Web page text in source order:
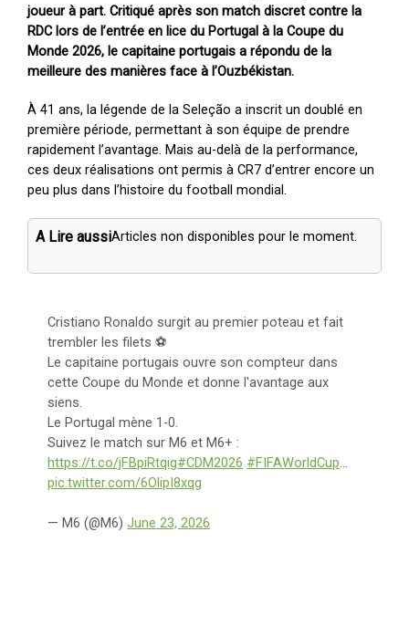
joueur à part. Critiqué après son match discret contre la
RDC lors de l’entrée en lice du Portugal à la Coupe du
Monde 2026, le capitaine portugais a répondu de la
meilleure des manières face à l’Ouzbékistan.
À 41 ans, la légende de la Seleção a inscrit un doublé en
première période, permettant à son équipe de prendre
rapidement l’avantage. Mais au-delà de la performance,
ces deux réalisations ont permis à CR7 d’entrer encore un
peu plus dans l’histoire du football mondial.
A Lire aussiArticles non disponibles pour le moment.
Cristiano Ronaldo surgit au premier poteau et fait
trembler les filets ⚽️
Le capitaine portugais ouvre son compteur dans
cette Coupe du Monde et donne l'avantage aux
siens.
Le Portugal mène 1-0.
Suivez le match sur M6 et M6+ :
https://t.co/jFBpiRtqig#CDM2026 #FIFAWorldCup…
pic.twitter.com/6OlipI8xqg
— M6 (@M6)June 23, 2026